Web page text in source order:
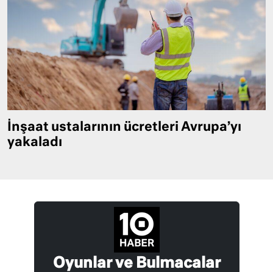
İnşaat ustalarının ücretleri Avrupa’yı
yakaladı
Oyunlar ve Bulmacalar